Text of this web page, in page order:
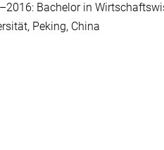
Bachelor in
Peking, China